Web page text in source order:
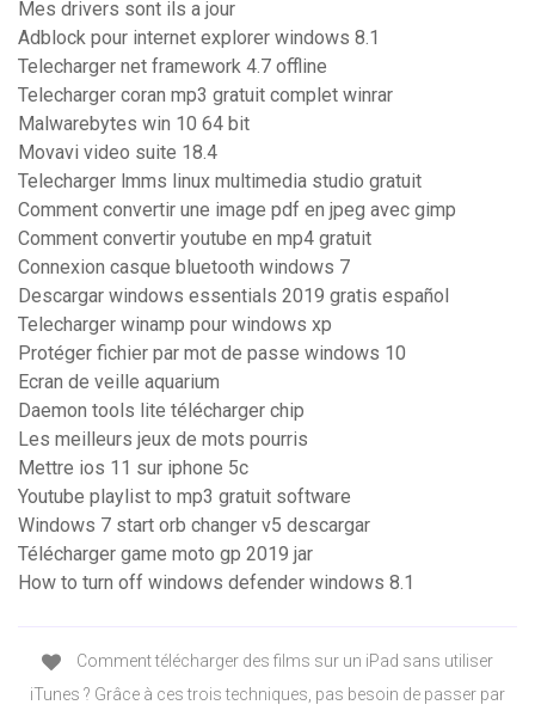
Mes drivers sont ils a jour
Adblock pour internet explorer windows 8.1
Telecharger net framework 4.7 offline
Telecharger coran mp3 gratuit complet winrar
Malwarebytes win 10 64 bit
Movavi video suite 18.4
Telecharger lmms linux multimedia studio gratuit
Comment convertir une image pdf en jpeg avec gimp
Comment convertir youtube en mp4 gratuit
Connexion casque bluetooth windows 7
Descargar windows essentials 2019 gratis español
Telecharger winamp pour windows xp
Protéger fichier par mot de passe windows 10
Ecran de veille aquarium
Daemon tools lite télécharger chip
Les meilleurs jeux de mots pourris
Mettre ios 11 sur iphone 5c
Youtube playlist to mp3 gratuit software
Windows 7 start orb changer v5 descargar
Télécharger game moto gp 2019 jar
How to turn off windows defender windows 8.1
Comment télécharger des films sur un iPad sans utiliser
iTunes ? Grâce à ces trois techniques, pas besoin de passer par